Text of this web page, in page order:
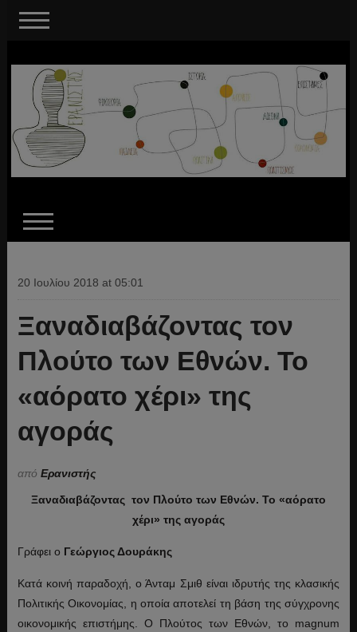
20 Ιουλίου 2018 at 05:01
Ξαναδιαβάζοντας τον
Πλούτο των Εθνών. Το
«αόρατο χέρι» της
αγοράς
από Ερανιστής
Ξαναδιαβάζοντας τον Πλούτο των Εθνών. Το «αόρατο
χέρι» της αγοράς
Γράφει ο Γεώργιος Δουράκης
Κατά κοινή παραδοχή, ο Άνταμ Σμιθ είναι ιδρυτής της κλασικής
Πολιτικής Οικονομίας, η οποία αποτελεί τη βάση της σύγχρονης
οικονομικής επιστήμης. Ο Πλούτος των Εθνών, το magnum